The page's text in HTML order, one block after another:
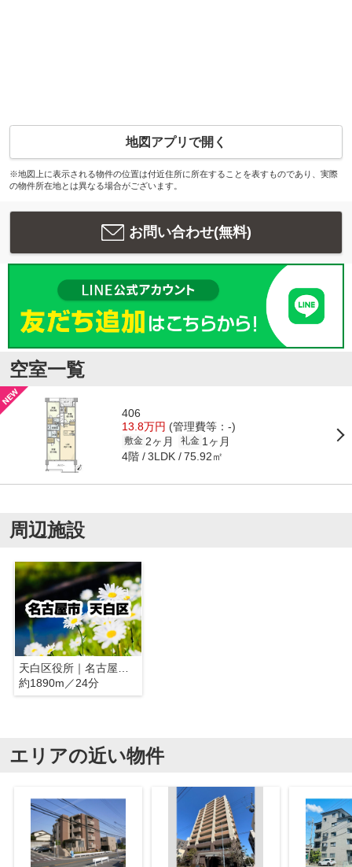
地図アプリで開く
※地図上に表示される物件の位置は付近住所に所在することを表すものであり、実際
の物件所在地とは異なる場合がございます。
お問い合わせ(無料)
空室一覧
406
13.8万円 (管理費等：-)
敷金 2ヶ月 礼金 1ヶ月
4階 3LDK 75.92㎡
周辺施設
天白区役所｜名古屋市天白区
約1890m／24分
エリアの近い物件